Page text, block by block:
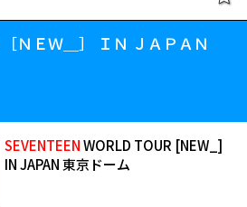
ＮＥＷ＿］ ＩＮ ＪＡＰＡＮ
SEVENTEENWORLD TOUR [NEW_]
IN JAPAN 東京ドーム